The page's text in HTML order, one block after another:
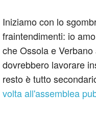
Iniziamo con lo
fraintendimenti: io
che Ossola e
dovrebbero lavorare
resto è tutto
volta all'assemblea